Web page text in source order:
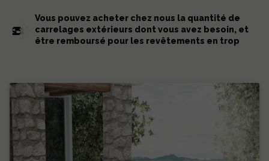
Vous pouvez acheter chez nous la quantité de
carrelages extérieurs dont vous avez besoin, et
être remboursé pour les revêtements en trop